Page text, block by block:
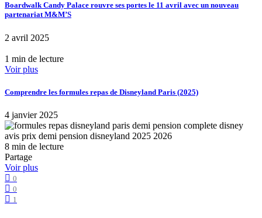
Boardwalk Candy Palace rouvre ses portes le 11 avril avec un nouveau
partenariat M&M’S
2 avril 2025
1 min de lecture
Voir plus
Comprendre les formules repas de Disneyland Paris (2025)
4 janvier 2025
8 min de lecture
Partage
Voir plus
0
0
1